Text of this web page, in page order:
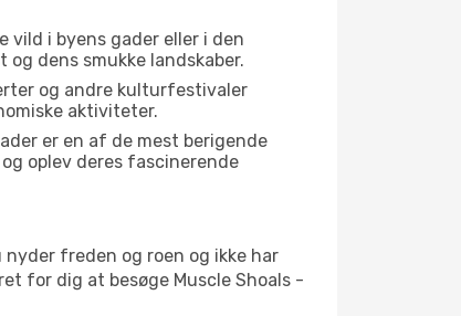
vild i byens gader eller i den
dens smukke landskaber.
og andre kulturfestivaler
aktiviteter.
er en af de mest berigende
oplev deres fascinerende
freden og roen og ikke har
for dig at besøge Muscle Shoals -